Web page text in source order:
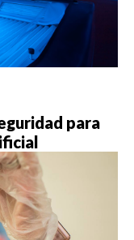
para